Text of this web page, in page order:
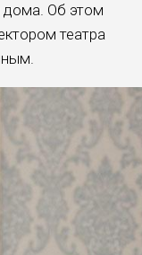
дома. Об этом
театра